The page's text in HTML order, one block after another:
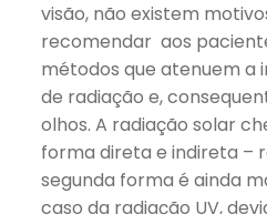
visão, não existem
recomendar aos
métodos que atenuem a
de radiação e,
olhos. A radiação solar
forma direta e indireta –
segunda forma é ainda
caso da radiação UV,